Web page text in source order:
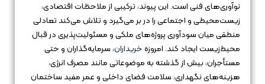
نوآوری‌های فنی است. این پیوند، ترکیبی از ملاحظات اقتصادی،
زیست‌محیطی و اجتماعی را در بر می‌گیرد و تلاش می‌کند تعادلی
منطقی میان سودآوری پروژه‌های ملکی و مسئولیت‌پذیری در قبال
محیط‌زیست ایجاد کند. امروزهخریداران، سرمایه‌گذاران و حتی
مستأجران، بیش از گذشته به موضوعاتی مانند مصرف انرژی،
هزینه‌های نگهداری، سلامت فضای داخلی و عمر مفید ساختمان